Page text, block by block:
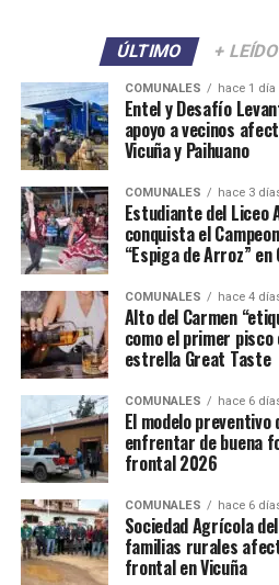
ÚLTIMO + LEÍDO
COMUNALES hace 1 día
Entel y Desafío
apoyo a vecinos
Vicuña y Paihuano
COMUNALES hace 3
Estudiante del Liceo
conquista el
“Espiga de Arroz” en
COMUNALES hace 4
Alto del Carmen
como el primer
estrella Great Taste
COMUNALES hace 6
El modelo
enfrentar de buena
frontal 2026
COMUNALES hace 6
Sociedad Agrícola
familias rurales
frontal en Vicuña